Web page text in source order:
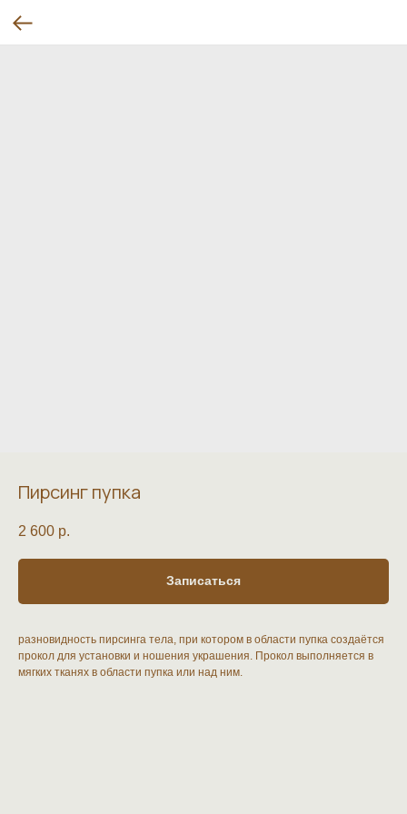
Пирсинг пупка
2 600 р.
Записаться
разновидность пирсинга тела, при котором в области пупка создаётся
прокол для установки и ношения украшения. Прокол выполняется в
мягких тканях в области пупка или над ним.